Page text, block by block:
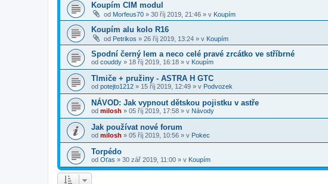
Koupím CIM modul
od Morfeus70 » 30 říj 2019, 21:46 » v Koupím
Koupím alu kolo R16
od Petrikos » 26 říj 2019, 13:24 » v Koupím
Spodní černý lem a neco celé pravé zrcátko ve stříbrné
od couddy » 18 říj 2019, 16:18 » v Koupím
Tlmiče + pružiny - ASTRA H GTC
od potejto1212 » 15 říj 2019, 12:49 » v Podvozek
NÁVOD: Jak vypnout dětskou pojistku v astře
od milosh » 05 říj 2019, 17:58 » v Návody
Jak používat nové forum
od milosh » 05 říj 2019, 10:56 » v Pokec
Torpédo
od Oťas » 30 zář 2019, 11:00 » v Koupím